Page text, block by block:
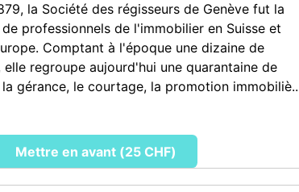
la Société des régisseurs de Genève fut la
professionnels de l'immobilier en Suisse et
Comptant à l'époque une dizaine de
regroupe aujourd'hui une quarantaine de
gérance, le courtage, la promotion
Mettre en avant (25 CHF)